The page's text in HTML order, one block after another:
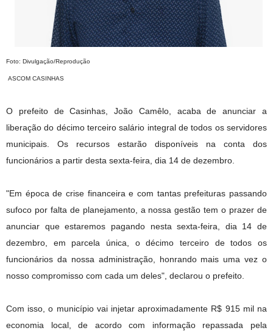
Foto: Divulgação/Reprodução
ASCOM CASINHAS
O prefeito de Casinhas, João Camêlo, acaba de anunciar a
liberação do décimo terceiro salário integral de todos os servidores
municipais. Os recursos estarão disponíveis na conta dos
funcionários a partir desta sexta-feira, dia 14 de dezembro.
"Em época de crise financeira e com tantas prefeituras passando
sufoco por falta de planejamento, a nossa gestão tem o prazer de
anunciar que estaremos pagando nesta sexta-feira, dia 14 de
dezembro, em parcela única, o décimo terceiro de todos os
funcionários da nossa administração, honrando mais uma vez o
nosso compromisso com cada um deles", declarou o prefeito.
Com isso, o município vai injetar aproximadamente R$ 915 mil na
economia local, de acordo com informação repassada pela